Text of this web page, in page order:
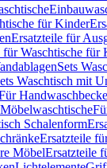
für Kinder
Ersatzteile für
für Waschtische für
Sets
Waschtisch mit
Schalenform
Ersatzteile
MöbelErsatzteile